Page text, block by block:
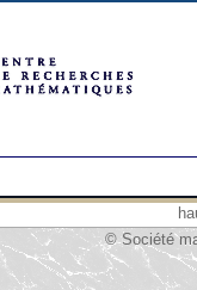
© Société